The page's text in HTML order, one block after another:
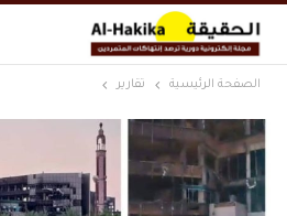
الصفحة الرئيسية تقارير